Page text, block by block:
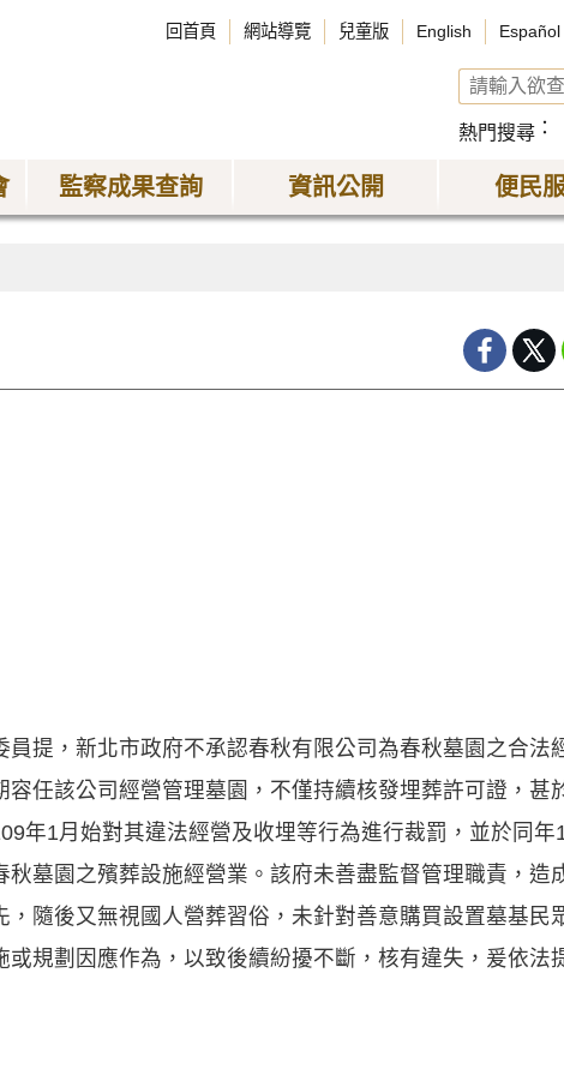
回首頁 網站導覽 兒童版 English Español
熱門搜尋
監察成果查詢 資訊公開 便民
員提，新北市政府不承認春秋有限公司為春秋墓園之合法
容任該公司經營管理墓園，不僅持續核發埋葬許可證，甚
年1月始對其違法經營及收埋等行為進行裁罰，並於同年
秋墓園之殯葬設施經營業。該府未善盡監督管理職責，造
，隨後又無視國人營葬習俗，未針對善意購買設置墓基民
或規劃因應作為，以致後續紛擾不斷，核有違失，爰依法